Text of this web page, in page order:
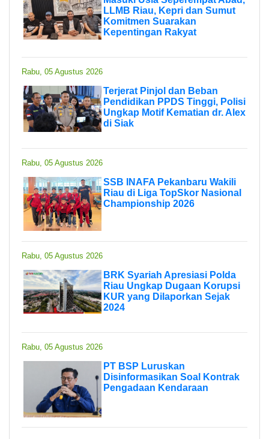
LLMB Riau, Kepri dan Sumut
Komitmen Suarakan
Kepentingan Rakyat
Rabu, 05 Agustus 2026
Terjerat Pinjol dan Beban
Pendidikan PPDS Tinggi, Polisi
Ungkap Motif Kematian dr. Alex
di Siak
Rabu, 05 Agustus 2026
SSB INAFA Pekanbaru Wakili
Riau di Liga TopSkor Nasional
Championship 2026
Rabu, 05 Agustus 2026
BRK Syariah Apresiasi Polda
Riau Ungkap Dugaan Korupsi
KUR yang Dilaporkan Sejak
2024
Rabu, 05 Agustus 2026
PT BSP Luruskan
Disinformasikan Soal Kontrak
Pengadaan Kendaraan